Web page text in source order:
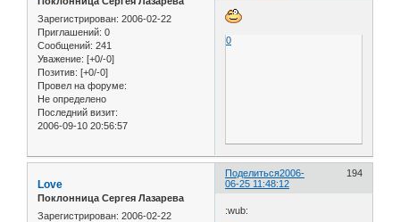
Зарегистрирован: 2006-02-22
Приглашений: 0
Сообщений: 241
Уважение: [+0/-0]
Позитив: [+0/-0]
Провел на форуме:
Не определено
Последний визит:
2006-09-10 20:56:57
0
Поделиться 194
2006-
06-25 11:48:12
Love
Поклонница Сергея Лазарева
Зарегистрирован: 2006-02-22
:wub: